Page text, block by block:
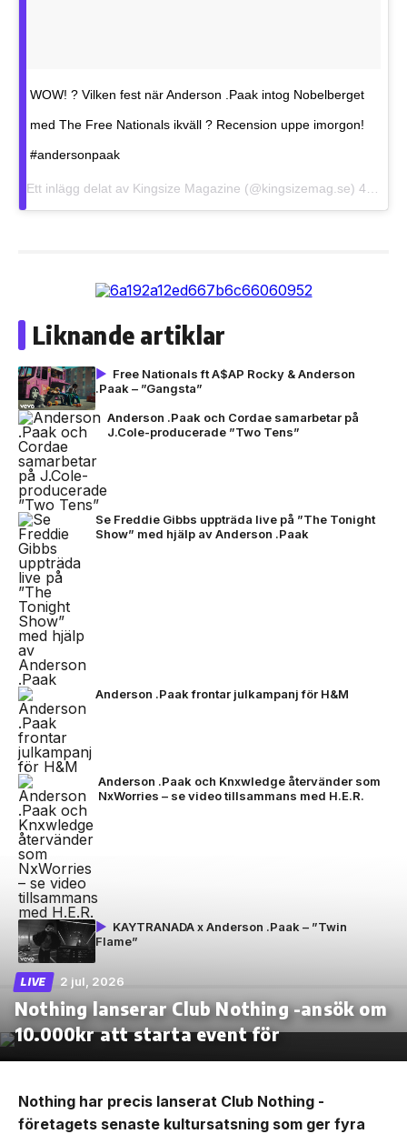
WOW! ? Vilken fest när Anderson .Paak intog Nobelberget
med The Free Nationals ikväll ? Recension uppe imorgon!
#andersonpaak
Ett inlägg delat av Kingsize Magazine (@kingsizemag.se) 4 Jul 2018 kl. 2:30 PDT
Liknande artiklar
Free Nationals ft A$AP Rocky & Anderson
.Paak – ”Gangsta”
Anderson .Paak och Cordae samarbetar på
J.Cole-producerade ”Two Tens”
Se Freddie Gibbs uppträda live på ”The Tonight
Show” med hjälp av Anderson .Paak
Anderson .Paak frontar julkampanj för H&M
Anderson .Paak och Knxwledge återvänder som
NxWorries – se video tillsammans med H.E.R.
KAYTRANADA x Anderson .Paak – ”Twin
Flame”
LIVE 2 jul, 2026
Nothing lanserar Club Nothing -ansök om
10.000kr att starta event för
Nothing har precis lanserat Club Nothing -
företagets senaste kultursatsning som ger fyra